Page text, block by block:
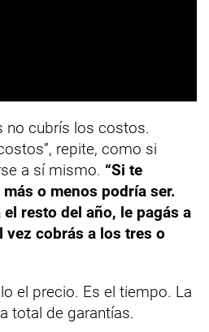
no cubrís los costos.
repite, como si
a sí mismo. “Si te
o menos podría ser.
resto del año, le pagás a
vez cobrás a los tres o
el precio. Es el tiempo. La
total de garantías.